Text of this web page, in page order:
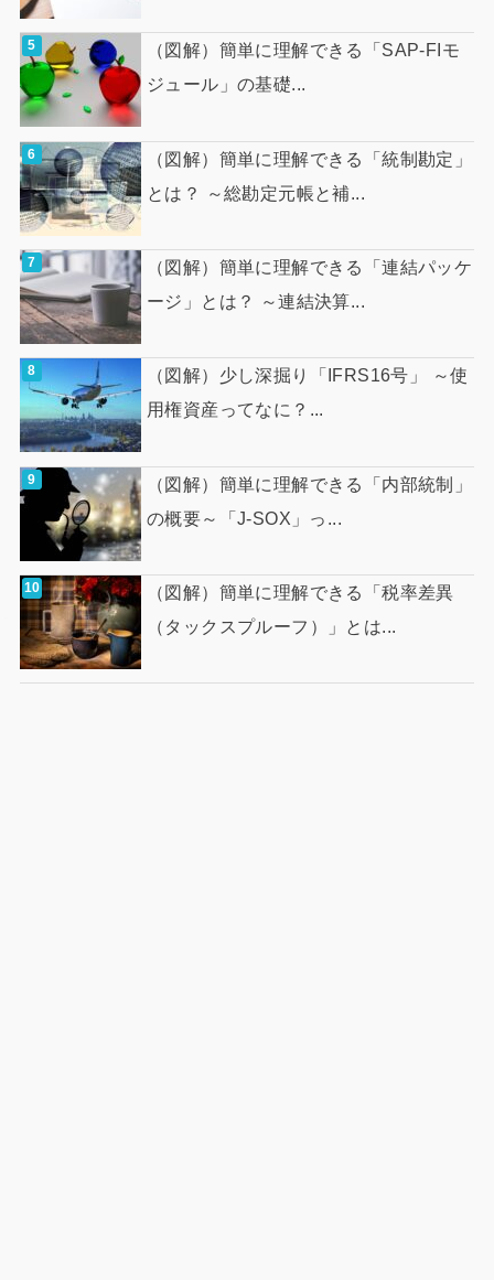
（図解）簡単に理解できる「SAP-FIモ
ジュール」の基礎...
（図解）簡単に理解できる「統制勘定」
とは？ ～総勘定元帳と補...
（図解）簡単に理解できる「連結パッケ
ージ」とは？ ～連結決算...
（図解）少し深掘り「IFRS16号」 ～使
用権資産ってなに？...
（図解）簡単に理解できる「内部統制」
の概要～「J-SOX」っ...
（図解）簡単に理解できる「税率差異
（タックスプルーフ）」とは...